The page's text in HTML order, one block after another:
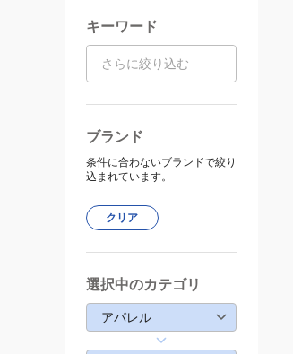
キーワード
ブランド
条件に合わないブランドで絞り
込まれています。
クリア
選択中のカテゴリ
アパレル